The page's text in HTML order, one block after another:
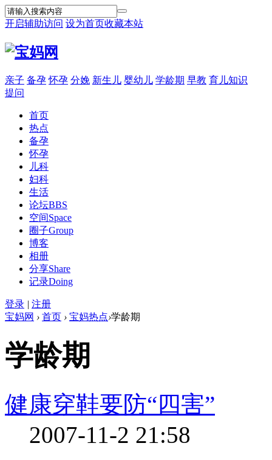
开启辅助访问 设为首页收藏本站
亲子 备孕 怀孕 分娩 新生儿 婴幼儿 学龄期 早教 育儿知识
提问
首页
热点
备孕
怀孕
儿科
妇科
生活
论坛BBS
空间Space
圈子Group
博客
相册
分享Share
记录Doing
登录 | 注册
宝妈网 › 首页 › 宝妈热点›学龄期
学龄期
健康穿鞋要防“四害”
2007-11-2 21:58